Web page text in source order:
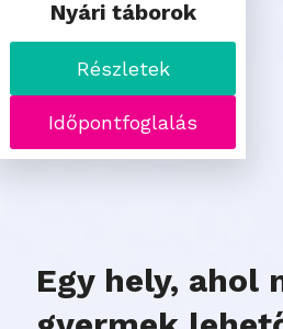
Nyári táborok
Részletek
Időpontfoglalás
Egy hely, ahol